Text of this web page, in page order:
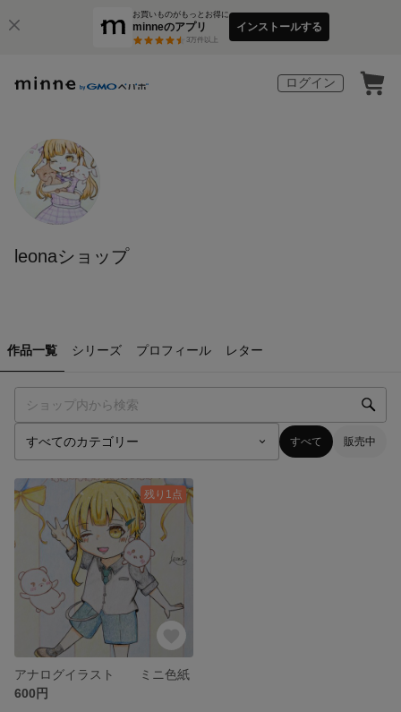
お買いものがもっとお得に
minneのアプリ
3万件以上
インストールする
ログイン
leonaショップ
作品一覧 シリーズ プロフィール レター
すべて 販売中
残り1点
アナログイラスト ミニ色紙
600円